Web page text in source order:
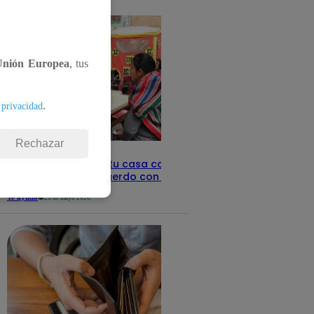
detalles
Revisa con tu DNI si tu casa califica
como pobre, de acuerdo con el Sisfoh
Te ayudo 25 de mayo 2026
Europea, tus
.
Rechazar